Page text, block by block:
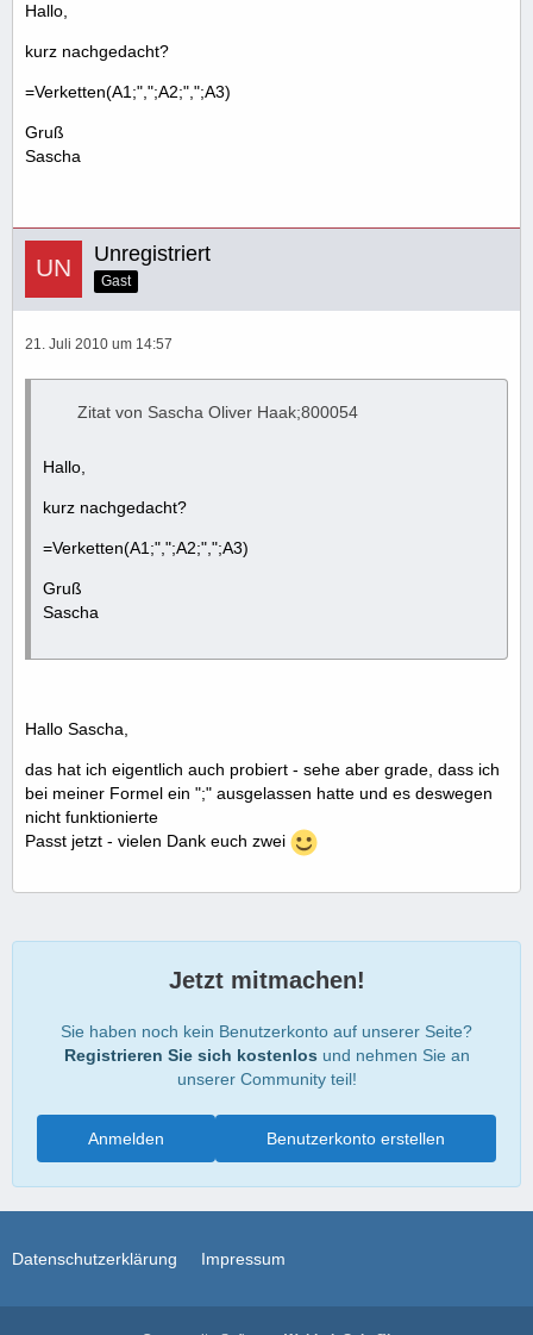
Hallo,
kurz nachgedacht?
=Verketten(A1;",";A2;",";A3)
Gruß
Sascha
Unregistriert
Gast
21. Juli 2010 um 14:57
Zitat von Sascha Oliver Haak;800054
Hallo,
kurz nachgedacht?
=Verketten(A1;",";A2;",";A3)
Gruß
Sascha
Hallo Sascha,
das hat ich eigentlich auch probiert - sehe aber grade, dass ich
bei meiner Formel ein ";" ausgelassen hatte und es deswegen
nicht funktionierte
Passt jetzt - vielen Dank euch zwei
Jetzt mitmachen!
Sie haben noch kein Benutzerkonto auf unserer Seite?
Registrieren Sie sich kostenlos und nehmen Sie an
unserer Community teil!
Benutzerkonto erstellen
Anmelden
Datenschutzerklärung Impressum